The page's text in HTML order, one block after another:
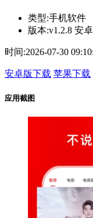
类型:手机软件
版本:v1.2.8 安
时间:2026-07-30
安卓版下载 苹果下载
应用截图